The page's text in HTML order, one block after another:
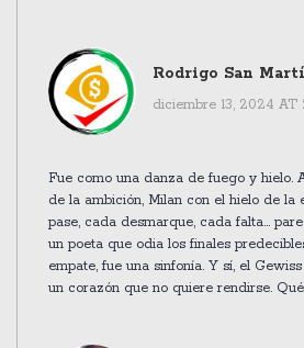
Rodrigo San
diciembre 13, 2024 AT
Fue como una danza de fuego y hielo.
de la ambición, Milan con el hielo de la
pase, cada desmarque, cada falta...
un poeta que odia los finales
empate, fue una sinfonía. Y sí, el
un corazón que no quiere rendirse.